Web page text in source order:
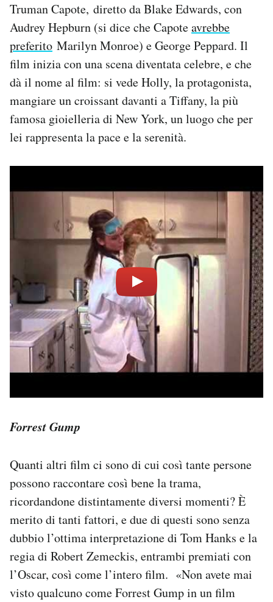
Truman Capote, diretto da Blake Edwards, con
Audrey Hepburn (si dice che Capoteavrebbe
preferito Marilyn Monroe) e George Peppard. Il
film inizia con una scena diventata celebre, e che
dà il nome al film: si vede Holly, la protagonista,
mangiare un croissant davanti a Tiffany, la più
famosa gioielleria di New York, un luogo che per
lei rappresenta la pace e la serenità.
Forrest Gump
Quanti altri film ci sono di cui così tante persone
possono raccontare così bene la trama,
ricordandone distintamente diversi momenti? È
merito di tanti fattori, e due di questi sono senza
dubbio l’ottima interpretazione di Tom Hanks e la
regia di Robert Zemeckis, entrambi premiati con
l’Oscar, così come l’intero film. «Non avete mai
visto qualcuno come Forrest Gump in un film